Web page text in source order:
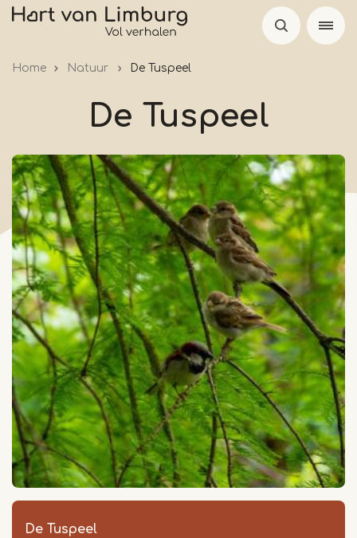
Overslaan
Home Natuur De Tuspeel
De Tuspeel
De Tuspeel